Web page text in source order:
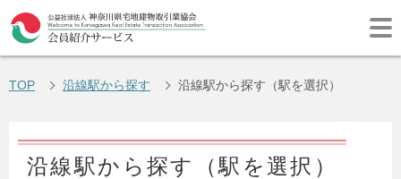
TOP 沿線駅から探す 沿線駅から探す（駅を選択）
沿線駅から探す（駅を選択）